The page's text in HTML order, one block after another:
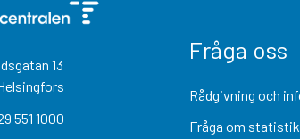
13
551 1000
Fråga oss
Rådgivning och
Fråga om statistik